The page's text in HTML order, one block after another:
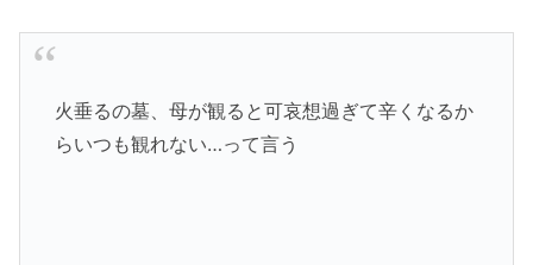
火垂るの墓、母が観ると可哀想過ぎて辛くなるか
らいつも観れない…って言う